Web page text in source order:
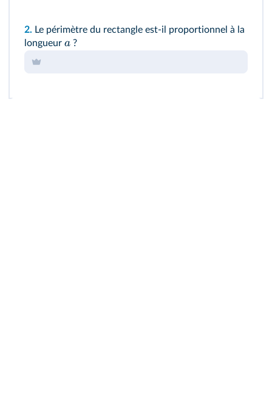
2. Le périmètre du rectangle est-il proportionnel à la
longueur a ?